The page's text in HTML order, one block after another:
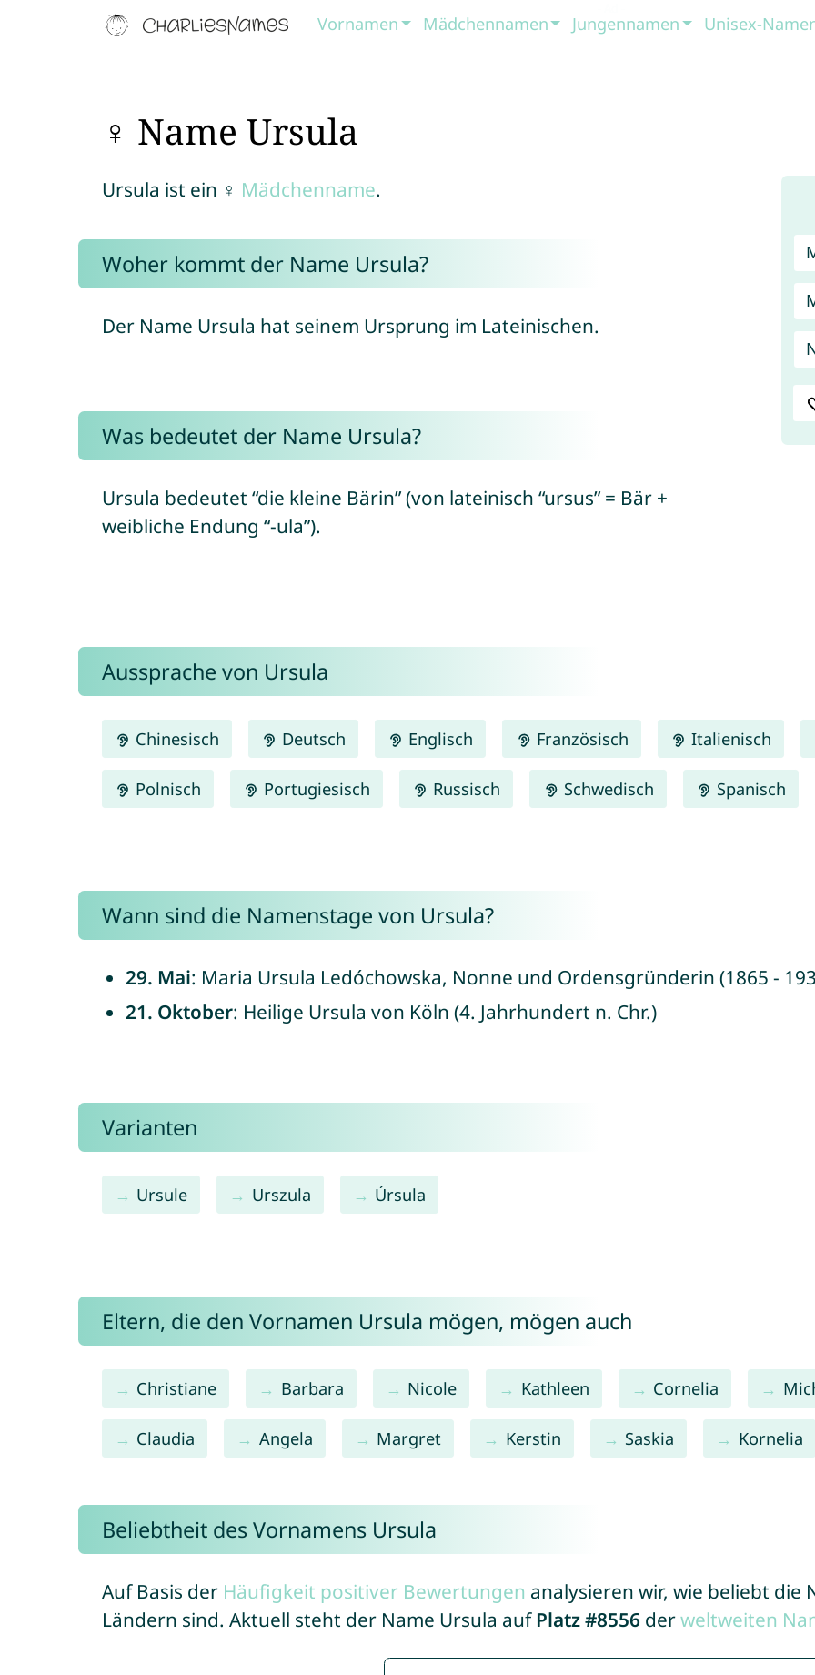
Vornamen Mädchennamen Jungennamen Unisex-
♀ Name Ursula
Ursula ist ein ♀ Mädchenname.
Woher kommt der Name Ursula?
Der Name Ursula hat seinem Ursprung im Lateinischen.
Was bedeutet der Name Ursula?
Ursula bedeutet “die kleine Bärin” (von lateinisch “ursus” = Bär +
weibliche Endung “-ula”).
Aussprache von Ursula
Chinesisch Deutsch Englisch Französisch Italienisch
Polnisch Portugiesisch Russisch Schwedisch Spanisch
Wann sind die Namenstage von Ursula?
29. Mai: Maria Ursula Ledóchowska, Nonne und Ordensgründerin (1865 -
21. Oktober: Heilige Ursula von Köln (4. Jahrhundert n. Chr.)
Varianten
Ursule Urszula Úrsula
Eltern, die den Vornamen Ursula mögen, mögen auch
Christiane Barbara Nicole Kathleen Cornelia
Claudia Angela Margret Kerstin Saskia Kornelia
Beliebtheit des Vornamens Ursula
Auf Basis der Häufigkeit positiver Bewertungen analysieren wir, wie beliebt die
Ländern sind. Aktuell steht der Name Ursula auf Platz #8556 derweltweiten